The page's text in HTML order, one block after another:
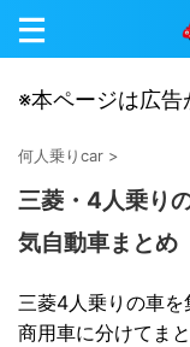
※本ページは広告
何人乗りcar >
三菱・4人乗り
気自動車まとめ
三菱4人乗りの車を
商用車に分けてまと